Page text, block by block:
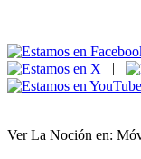
|
Ver La Noción en: